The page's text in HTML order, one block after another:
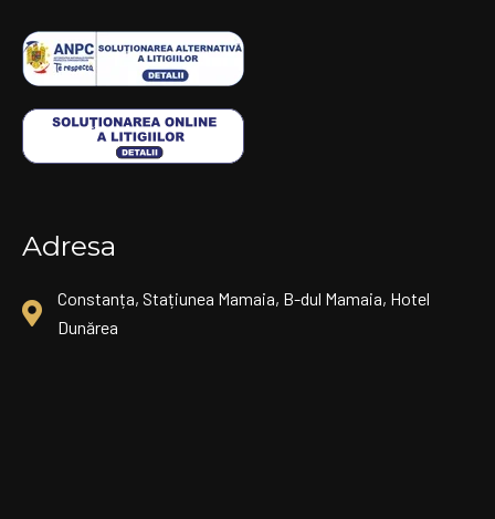
Adresa
Constanța, Stațiunea Mamaia, B-dul Mamaia, Hotel
Dunărea